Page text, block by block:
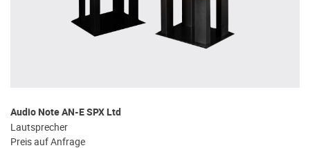
Audio Note AN-E SPX Ltd
Lautsprecher
Preis auf Anfrage